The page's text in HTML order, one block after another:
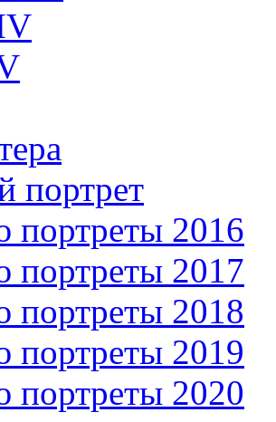
портрет
портреты 2016
портреты 2017
портреты 2018
портреты 2019
портреты 2020